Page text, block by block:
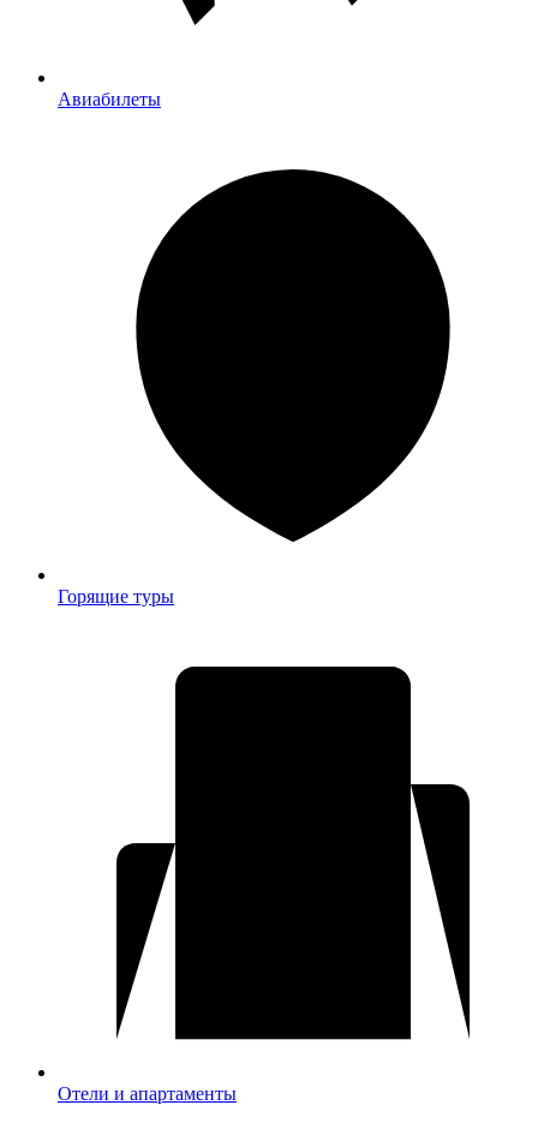
Авиабилеты
Горящие туры
Отели и апартаменты